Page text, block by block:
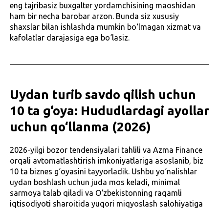
eng tajribasiz buxgalter yordamchisining maoshidan
ham bir necha barobar arzon. Bunda siz xususiy
shaxslar bilan ishlashda mumkin bo‘lmagan xizmat va
kafolatlar darajasiga ega bo‘lasiz.
Uydan turib savdo qilish uchun
10 ta g‘oya: Hududlardagi ayollar
uchun qo‘llanma (2026)
2026-yilgi bozor tendensiyalari tahlili va Azma Finance
orqali avtomatlashtirish imkoniyatlariga asoslanib, biz
10 ta biznes g‘oyasini tayyorladik. Ushbu yo‘nalishlar
uydan boshlash uchun juda mos keladi, minimal
sarmoya talab qiladi va O‘zbekistonning raqamli
iqtisodiyoti sharoitida yuqori miqyoslash salohiyatiga